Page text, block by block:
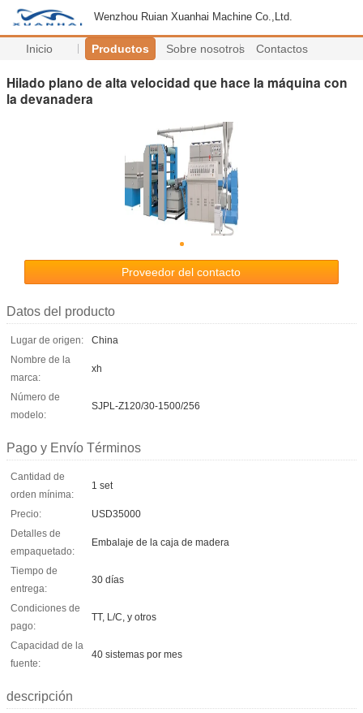
Wenzhou Ruian Xuanhai Machine Co.,Ltd.
Inicio Productos Sobre nosotros Contactos
Hilado plano de alta velocidad que hace la máquina con
la devanadera
Proveedor del contacto
Datos del producto
Lugar de origen:
China
Nombre de la
marca:
xh
Número de
modelo:
SJPL-Z120/30-1500/256
Pago y Envío Términos
Cantidad de
orden mínima:
1 set
Precio:
USD35000
Detalles de
empaquetado:
Embalaje de la caja de madera
Tiempo de
entrega:
30 días
Condiciones de
pago:
TT, L/C, y otros
Capacidad de la
fuente:
40 sistemas por mes
descripción